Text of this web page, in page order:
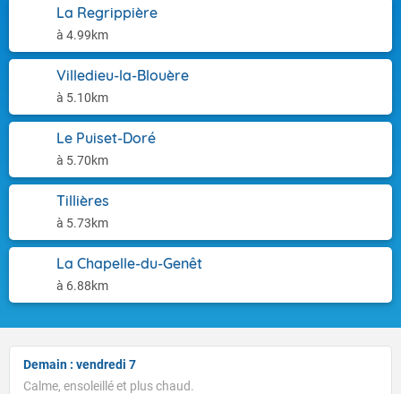
La Regrippière
à 4.99km
Villedieu-la-Blouère
à 5.10km
Le Puiset-Doré
à 5.70km
Tillières
à 5.73km
La Chapelle-du-Genêt
à 6.88km
Demain : vendredi 7
Calme, ensoleillé et plus chaud.